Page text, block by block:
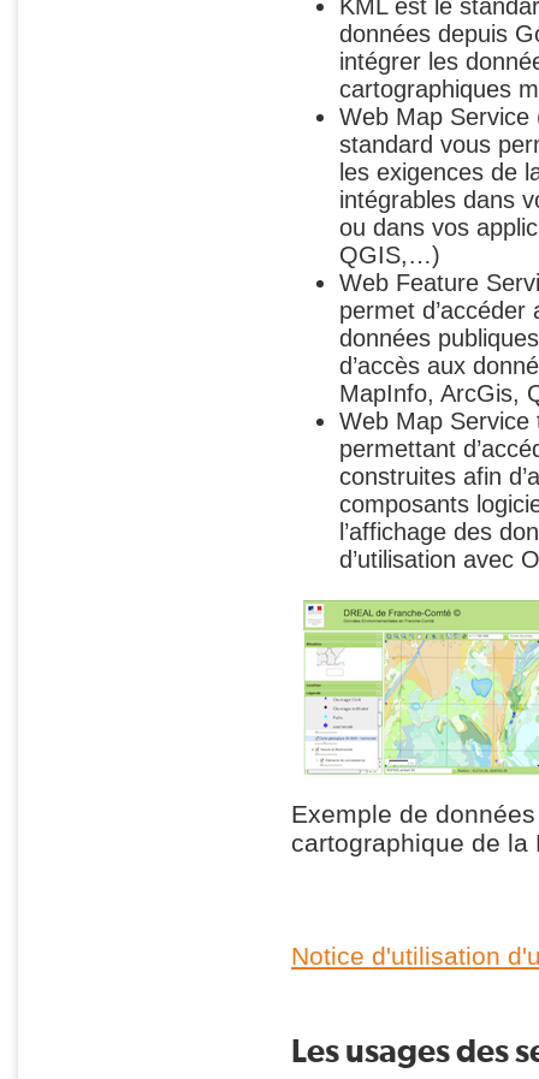
KML est le
données depuis
intégrer les
cartographiques
Web Map Service
standard vous
les exigences de
intégrables dans
ou dans vos
QGIS,…)
Web Feature
permet
données
d’accès aux
MapInfo, ArcGis,
Web Map
permettant
construites afin
composants
l’affichage des
d’utilisation avec
Exemple de
cartographique de la
Notice d'utilisation
Les usages des